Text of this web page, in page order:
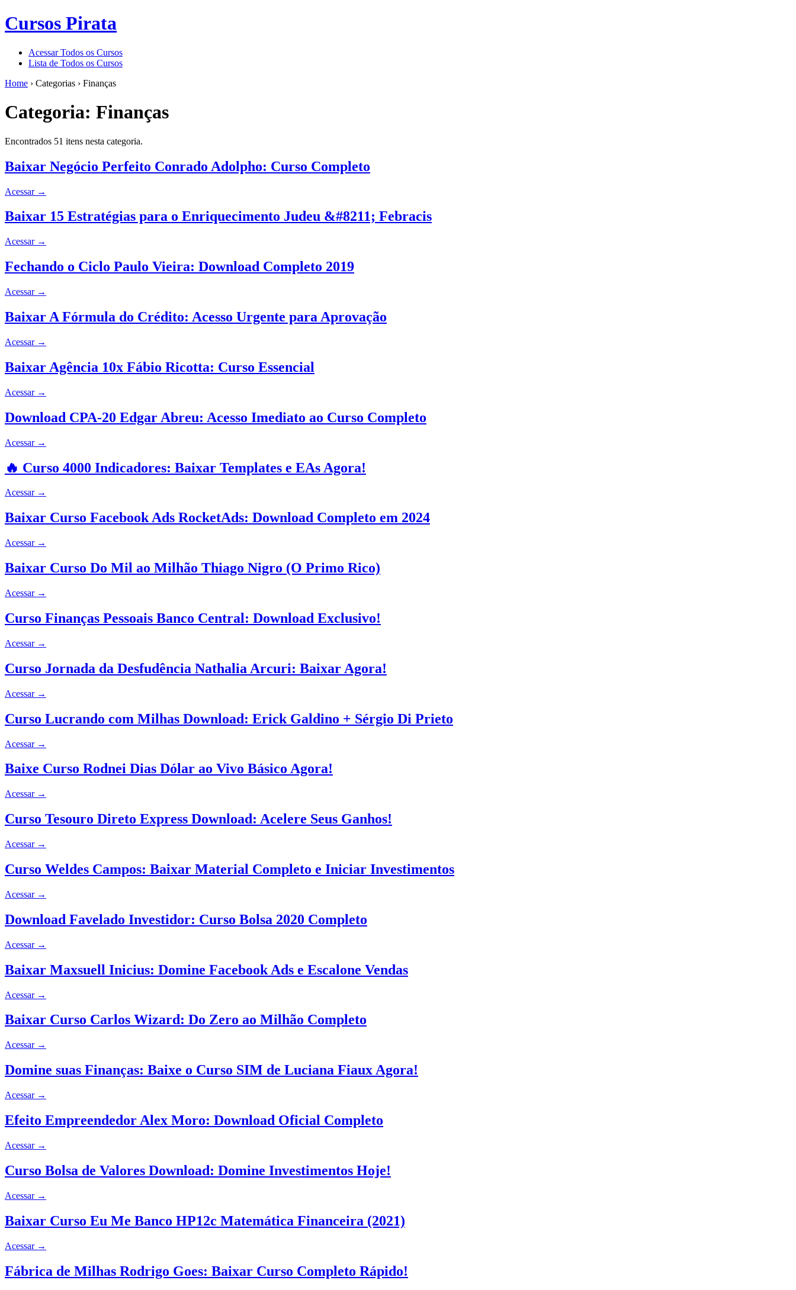
Cursos Pirata
Acessar Todos os Cursos
Lista de Todos os Cursos
Home › Categorias › Finanças
Categoria: Finanças
Encontrados 51 itens nesta categoria.
Baixar Negócio Perfeito Conrado Adolpho: Curso Completo
Acessar →
Baixar 15 Estratégias para o Enriquecimento Judeu &#8211; Febracis
Acessar →
Fechando o Ciclo Paulo Vieira: Download Completo 2019
Acessar →
Baixar A Fórmula do Crédito: Acesso Urgente para Aprovação
Acessar →
Baixar Agência 10x Fábio Ricotta: Curso Essencial
Acessar →
Download CPA-20 Edgar Abreu: Acesso Imediato ao Curso Completo
Acessar →
🔥 Curso 4000 Indicadores: Baixar Templates e EAs Agora!
Acessar →
Baixar Curso Facebook Ads RocketAds: Download Completo em 2024
Acessar →
Baixar Curso Do Mil ao Milhão Thiago Nigro (O Primo Rico)
Acessar →
Curso Finanças Pessoais Banco Central: Download Exclusivo!
Acessar →
Curso Jornada da Desfudência Nathalia Arcuri: Baixar Agora!
Acessar →
Curso Lucrando com Milhas Download: Erick Galdino + Sérgio Di Prieto
Acessar →
Baixe Curso Rodnei Dias Dólar ao Vivo Básico Agora!
Acessar →
Curso Tesouro Direto Express Download: Acelere Seus Ganhos!
Acessar →
Curso Weldes Campos: Baixar Material Completo e Iniciar Investimentos
Acessar →
Download Favelado Investidor: Curso Bolsa 2020 Completo
Acessar →
Baixar Maxsuell Inicius: Domine Facebook Ads e Escalone Vendas
Acessar →
Baixar Curso Carlos Wizard: Do Zero ao Milhão Completo
Acessar →
Domine suas Finanças: Baixe o Curso SIM de Luciana Fiaux Agora!
Acessar →
Efeito Empreendedor Alex Moro: Download Oficial Completo
Acessar →
Curso Bolsa de Valores Download: Domine Investimentos Hoje!
Acessar →
Baixar Curso Eu Me Banco HP12c Matemática Financeira (2021)
Acessar →
Fábrica de Milhas Rodrigo Goes: Baixar Curso Completo Rápido!